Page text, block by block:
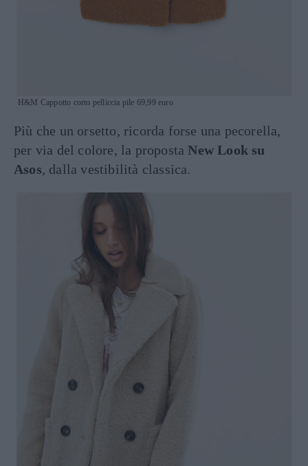
H&M Cappotto corto pelliccia pile 69,99 euro
Più che un orsetto, ricorda forse una pecorella,
per via del colore, la propostaNew Look su
Asos, dalla vestibilità classica.